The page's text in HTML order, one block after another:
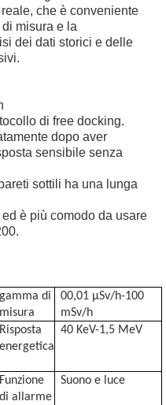
che è conveniente
misura e la
dei dati storici e delle
di free docking.
dopo aver
sensibile senza
sottili ha una lunga
è più comodo da usare
gamma di
misura
00,01 μSv/h-100
mSv/h
Risposta
energetica
40 KeV-1,5 MeV
Funzione
di allarme
Suono e luce